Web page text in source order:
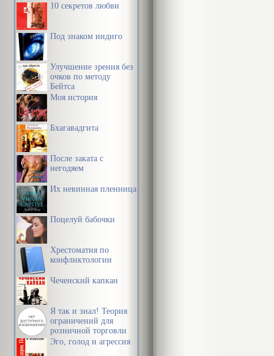
10 секретов любви
Под знаком индиго
Улучшение зрения без
очков по методу
Бейтса
Моя история
Бхагавадгита
После заката с
негодяем
Их невинная пленница
Поцелуй бабочки
Хрестоматия по
конфликтологии
Чеченский капкан
Я так и знал! Теория
ограничений для
розничной торговли
Эго, голод и агрессия